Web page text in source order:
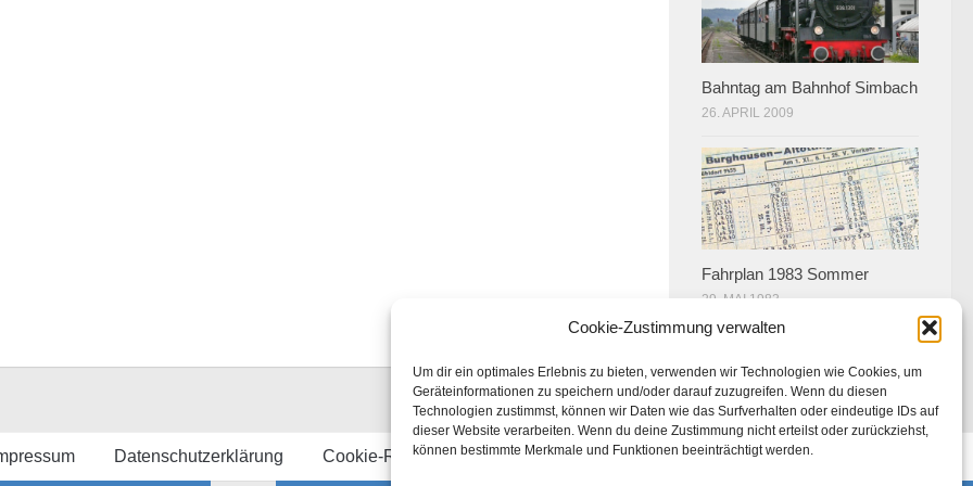
Cookie-Zustimmung verwalten
Um dir ein optimales Erlebnis zu bieten, verwenden wir Technologien wie Cookies, um
Geräteinformationen zu speichern und/oder darauf zuzugreifen. Wenn du diesen
Technologien zustimmst, können wir Daten wie das Surfverhalten oder eindeutige IDs auf
dieser Website verarbeiten. Wenn du deine Zustimmung nicht erteilst oder zurückziehst,
können bestimmte Merkmale und Funktionen beeinträchtigt werden.
Bahntag am Bahnhof Simbach
26. APRIL 2009
Fahrplan 1983 Sommer
29. MAI 1983
Datenschutzerklärung Cookie-Richtlinie (EU)